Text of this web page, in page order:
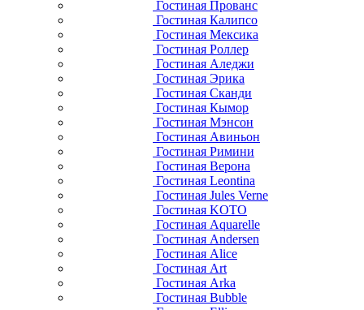
Гостиная Прованс
Гостиная Калипсо
Гостиная Мексика
Гостиная Роллер
Гостиная Аледжи
Гостиная Эрика
Гостиная Сканди
Гостиная Кымор
Гостиная Мэнсон
Гостиная Авиньон
Гостиная Римини
Гостиная Верона
Гостиная Leontina
Гостиная Jules Verne
Гостиная KOTO
Гостиная Aquarelle
Гостиная Andersen
Гостиная Alice
Гостиная Art
Гостиная Arka
Гостиная Bubble